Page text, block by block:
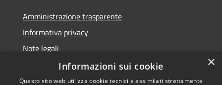
Amministrazione trasparente
Informativa privacy
Note legali
Dichiarazione di accessibilità
×
Informazioni sui cookie
Questo sito web utilizza cookie tecnici e assimilati strettamente